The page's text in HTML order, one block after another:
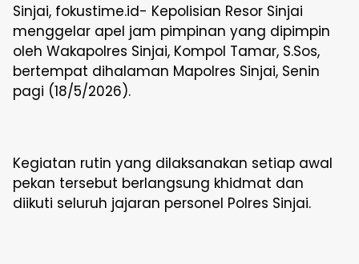
Sinjai, fokustime.id- Kepolisian Resor Sinjai
menggelar apel jam pimpinan yang dipimpin
oleh Wakapolres Sinjai, Kompol Tamar, S.Sos,
bertempat dihalaman Mapolres Sinjai, Senin
pagi (18/5/2026).
Kegiatan rutin yang dilaksanakan setiap awal
pekan tersebut berlangsung khidmat dan
diikuti seluruh jajaran personel Polres Sinjai.